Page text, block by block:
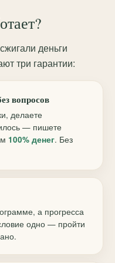
деньги
три гарантии:
вопросов
делаете
— пишете
100% денег. Без
а прогресса
одно — пройти